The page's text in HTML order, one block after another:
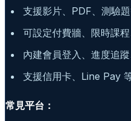
支援影片、PDF、測驗
可設定付費牆、限時課
內建會員登入、進度追
支援信用卡、Line Pay
常見平台：